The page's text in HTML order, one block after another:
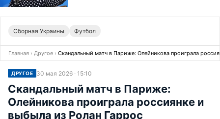
Сборная Украины Футбол
Главная › Другое › Скандальный матч в Париже: Олейникова проиграла
ДРУГОЕ 30 мая 2026 · 15:10
Скандальный матч в Париже:
Олейникова проиграла россиянке и
выбыла из Ролан Гаррос